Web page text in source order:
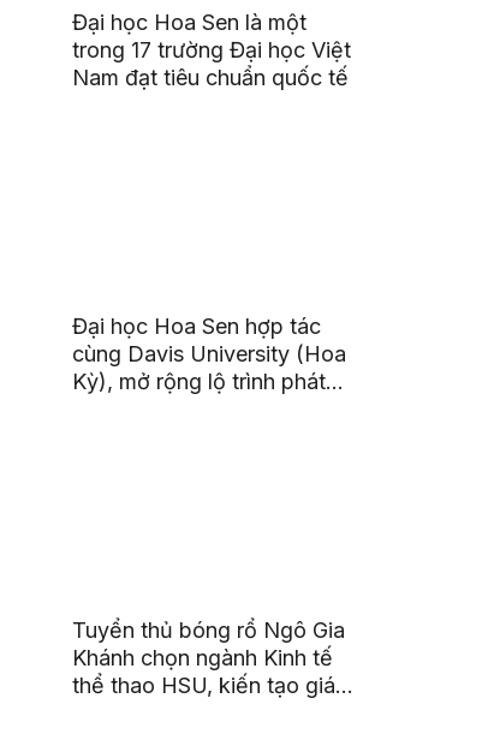
Đại học Hoa Sen là một
trong 17 trường Đại học Việt
Nam đạt tiêu chuẩn quốc tế
Đại học Hoa Sen hợp tác
cùng Davis University (Hoa
Kỳ), mở rộng lộ trình phát
Tuyển thủ bóng rổ Ngô Gia
Khánh chọn ngành Kinh tế
thể thao HSU, kiến tạo giá